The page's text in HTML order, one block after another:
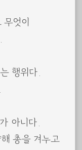
무엇이
행위다.
아니다.
총을 겨누고